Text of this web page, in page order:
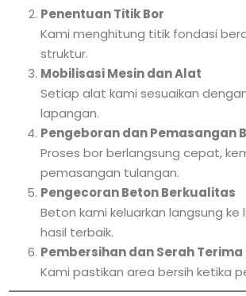
Penentuan Titik Bor
Kami menghitung titik fondasi
struktur.
Mobilisasi Mesin dan Alat
Setiap alat kami sesuaikan
lapangan.
Pengeboran dan Pemasangan
Proses bor berlangsung cepat,
pemasangan tulangan.
Pengecoran Beton Berkualitas
Beton kami keluarkan langsung ke
hasil terbaik.
Pembersihan dan Serah Terima
Kami pastikan area bersih ketika